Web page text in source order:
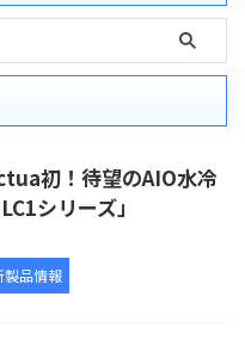
初！待望のAIO水冷
シリーズ」
製品情報